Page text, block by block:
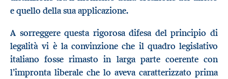
e quello della sua applicazione.
A sorreggere questa rigorosa difesa del principio di
legalità vi è la convinzione che il quadro legislativo
italiano fosse rimasto in larga parte coerente con
l’impronta liberale che lo aveva caratterizzato prima